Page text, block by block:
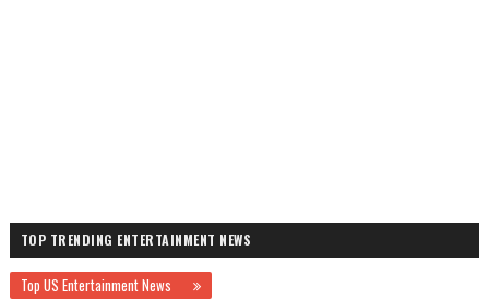
TOP TRENDING ENTERTAINMENT NEWS
Top US Entertainment News